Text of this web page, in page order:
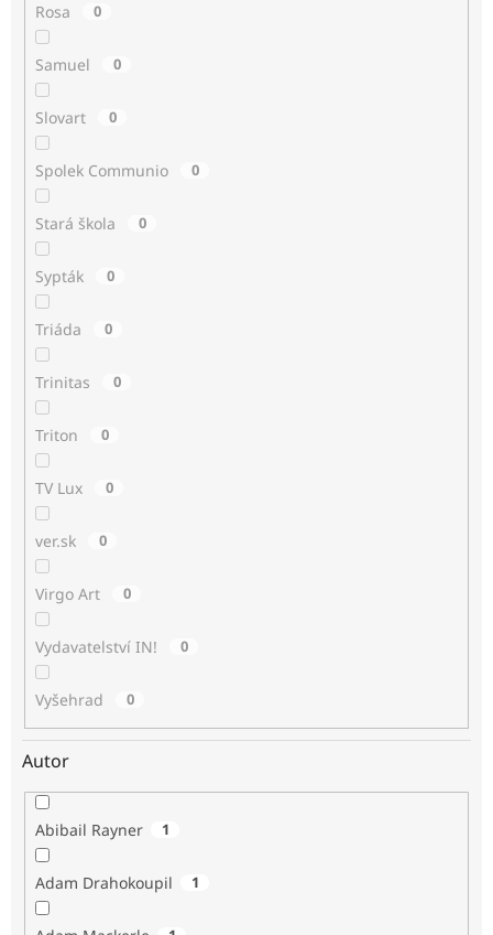
Rosa 0
Samuel 0
Slovart 0
Spolek Communio 0
Stará škola 0
Sypták 0
Triáda 0
Trinitas 0
Triton 0
TV Lux 0
ver.sk 0
Virgo Art 0
Vydavatelství IN! 0
Vyšehrad 0
Autor
Abibail Rayner 1
Adam Drahokoupil 1